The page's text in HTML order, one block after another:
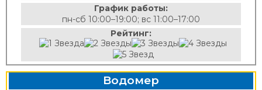
График работы:
пн-сб 10:00–19:00; вс 11:00–17:00
Рейтинг:
Водомер